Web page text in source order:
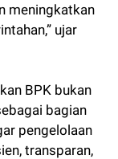
meningkatkan
ujar
BPK bukan
bagian
pengelolaan
transparan,